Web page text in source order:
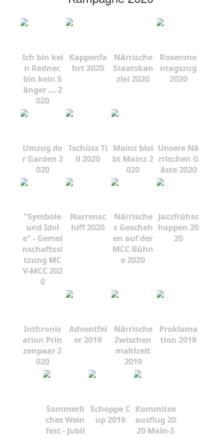
Ich bin kei
n Redner,
bin kein S
änger ... 2
020
Kappenfa
hrt 2020
Närrische
Staatskan
zlei 2020
Rosenmo
ntagszug
2020
Umzug de
r Garden 2
020
Tschüss Ti
ll 2020
Mainz blei
bt Mainz 2
020
Unsere Nä
rrischen G
äste 2020
"Symbole
und Idol
e" - Gemei
nschaftssi
tzung MC
V-MCC 202
0
Narrensc
hiff 2020
Närrische
s Gescheh
en auf der
MCC Bühn
e 2020
Jazzfrühsc
hoppen 20
20
Inthronis
ation Prin
zenpaar 2
020
Adventfei
er 2019
Närrische
Zwischen
mahlzeit
2019
Proklama
tion 2019
Sommerli
ches Wein
fest - Jubil
Schoppe C
up 2019
Kommitee
ausflug 20
20 Main-S